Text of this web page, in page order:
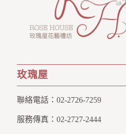
玫瑰屋
聯絡電話： 02-2726-7259
服務傳真： 02-2727-2444